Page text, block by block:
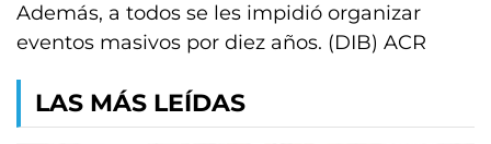
Además, a todos se les impidió organizar
eventos masivos por diez años. (DIB) ACR
LAS MÁS LEÍDAS